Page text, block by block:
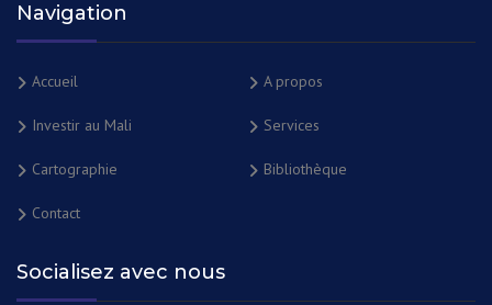
Navigation
Accueil A propos
Investir au Mali Services
Cartographie Bibliothèque
Contact
Socialisez avec nous